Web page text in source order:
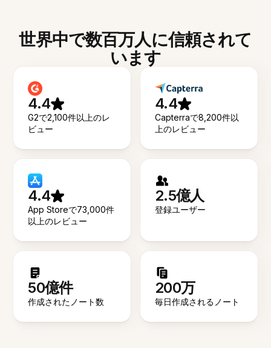
世界中で数百万人に信頼されて
います
4.4
G2で2,100件以上のレ
ビュー
4.4
Capterraで8,200件以
上のレビュー
4.4
App Storeで73,000件
以上のレビュー
2.5億人
登録ユーザー
50億件
作成されたノート数
200万
毎日作成されるノート